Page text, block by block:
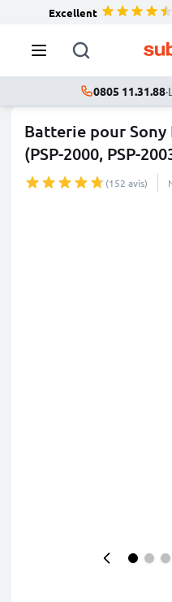
Excellent
0805 11.31.88·
Batterie pour Sony
(PSP-2000, PSP-
(152 avis)